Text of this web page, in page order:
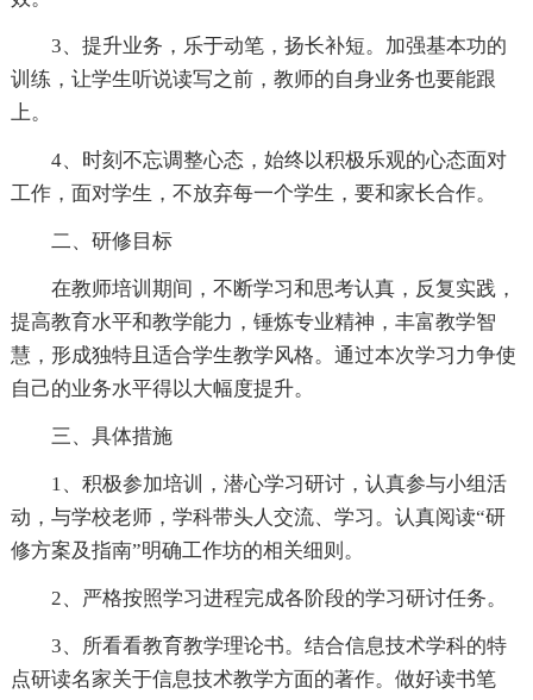
3、提升业务，乐于动笔，扬长补短。加强基本功的
训练，让学生听说读写之前，教师的自身业务也要能跟
上。
4、时刻不忘调整心态，始终以积极乐观的心态面对
工作，面对学生，不放弃每一个学生，要和家长合作。
二、研修目标
在教师培训期间，不断学习和思考认真，反复实践，
提高教育水平和教学能力，锤炼专业精神，丰富教学智
慧，形成独特且适合学生教学风格。通过本次学习力争使
自己的业务水平得以大幅度提升。
三、具体措施
1、积极参加培训，潜心学习研讨，认真参与小组活
动，与学校老师，学科带头人交流、学习。认真阅读“研
修方案及指南”明确工作坊的相关细则。
2、严格按照学习进程完成各阶段的学习研讨任务。
3、所看看教育教学理论书。结合信息技术学科的特
点研读名家关于信息技术教学方面的著作。做好读书笔